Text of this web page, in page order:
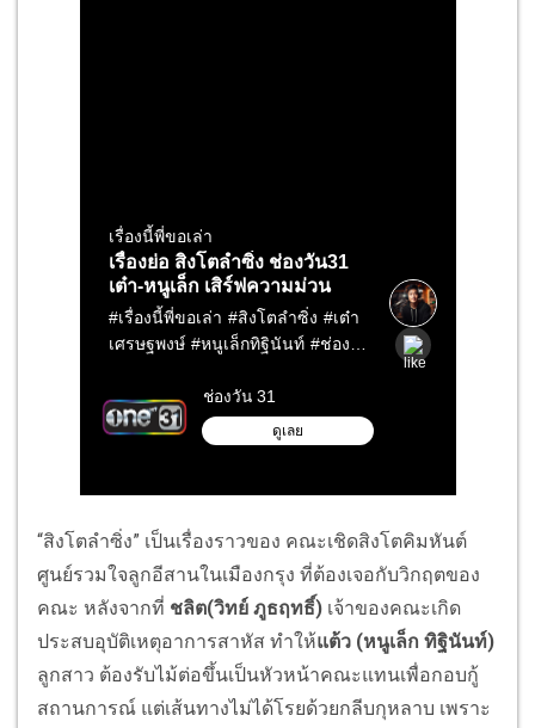
“สิงโตลำซิ่ง” เป็นเรื่องราวของ คณะเชิดสิงโตคิมหันต์
ศูนย์รวมใจลูกอีสานในเมืองกรุง ที่ต้องเจอกับวิกฤตของ
คณะ หลังจากที่ ชลิต(วิทย์ ภูธฤทธิ์) เจ้าของคณะเกิด
ประสบอุบัติเหตุอาการสาหัส ทำให้แต้ว (หนูเล็ก ทิฐินันท์)
ลูกสาว ต้องรับไม้ต่อขึ้นเป็นหัวหน้าคณะแทนเพื่อกอบกู้
สถานการณ์ แต่เส้นทางไม่ได้โรยด้วยกลีบกุหลาบ เพราะ